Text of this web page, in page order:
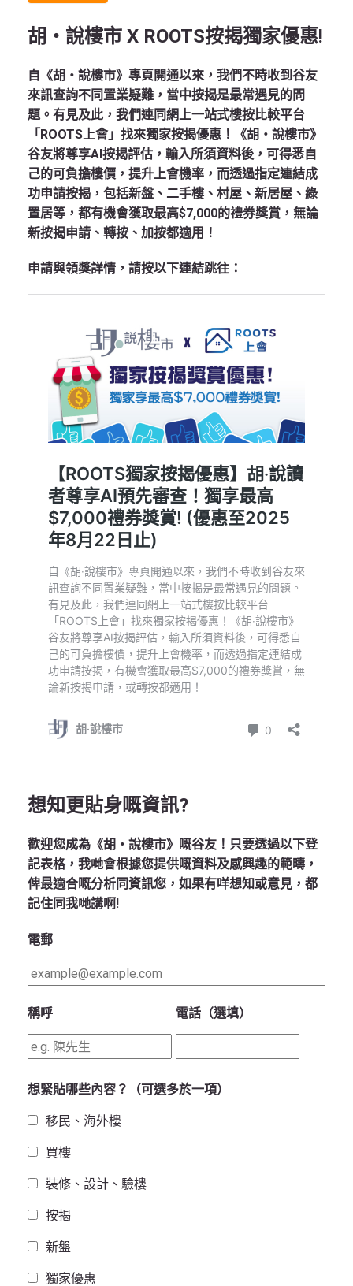
胡‧說樓市 X ROOTS按揭獨家優惠!
自《胡‧說樓市》專頁開通以來，我們不時收到谷友
來訊查詢不同置業疑難，當中按揭是最常遇見的問
題。有見及此，我們連同網上一站式樓按比較平台
「ROOTS上會」找來獨家按揭優惠！《胡‧說樓市》
谷友將尊享AI按揭評估，輸入所須資料後，可得悉自
己的可負擔樓價，提升上會機率，而透過指定連結成
功申請按揭，包括新盤、二手樓、村屋、新居屋、綠
置居等，都有機會獲取最高$7,000的禮券獎賞，無論
新按揭申請、轉按、加按都適用！
申請與領獎詳情，請按以下連結跳往：
想知更貼身嘅資訊?
歡迎您成為《胡‧說樓市》嘅谷友！只要透過以下登
記表格，我哋會根據您提供嘅資料及感興趣的範疇，
俾最適合嘅分析同資訊您，如果有咩想知或意見，都
記住同我哋講啊!
電郵
稱呼 電話（選填）
想緊貼哪些內容？（可選多於一項）
移民、海外樓
買樓
裝修、設計、驗樓
按揭
新盤
獨家優惠